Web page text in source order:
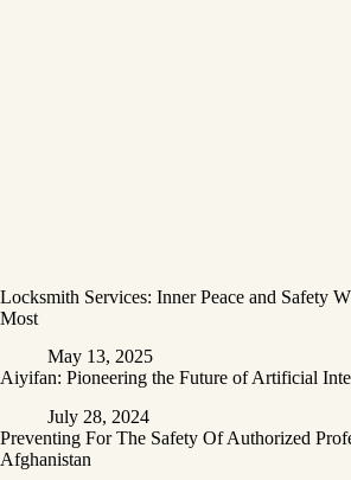
Locksmith Services: Inner Peace and Safety
Most
May 13, 2025
Aiyifan: Pioneering the Future of Artificial
July 28, 2024
Preventing For The Safety Of Authorized
Afghanistan